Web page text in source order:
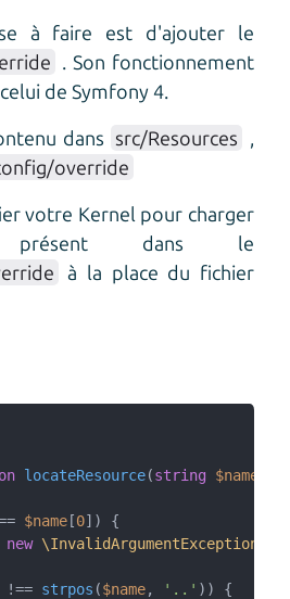
à faire est d'ajouter le
. Son fonctionnement
de Symfony 4.
dans src/Resources
override
votre Kernel pour charger
dans le
à la place du fichier
locateResource(string $name
$name [0
new \InvalidArgumentException
!== strpos ($name, '..'